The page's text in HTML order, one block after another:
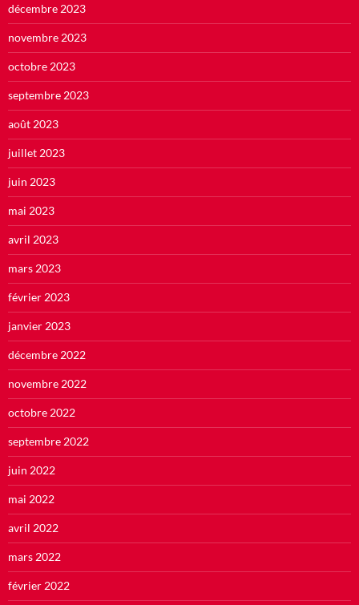
décembre 2023
novembre 2023
octobre 2023
septembre 2023
août 2023
juillet 2023
juin 2023
mai 2023
avril 2023
mars 2023
février 2023
janvier 2023
décembre 2022
novembre 2022
octobre 2022
septembre 2022
juin 2022
mai 2022
avril 2022
mars 2022
février 2022